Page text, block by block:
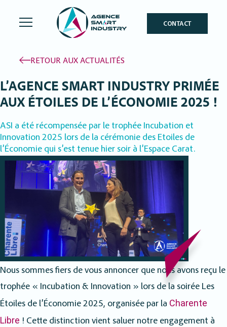
CONTACT
RETOUR AUX ACTUALITÉS
L’AGENCE SMART INDUSTRY PRIMÉE
AUX ÉTOILES DE L’ÉCONOMIE 2025 !
ASI a été récompensée par le trophée Incubation et
Innovation 2025 lors de la cérémonie des Etoiles de
l’Économie qui s’est tenue hier soir à l’Espace Carat.
Nous sommes fiers de vous annoncer que nous avons reçu le
trophée « Incubation & Innovation » lors de la soirée Les
Étoiles de l’Économie 2025, organisée par la Charente
Libre ! Cette distinction vient saluer notre engagement à